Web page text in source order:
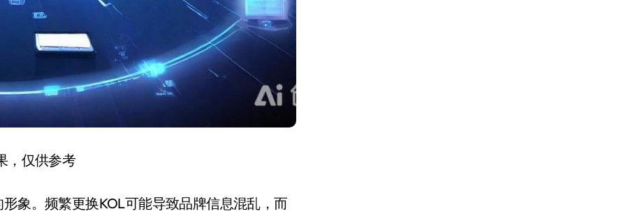
，仅供参考
象。频繁更换KOL可能导致品牌信息混乱，而